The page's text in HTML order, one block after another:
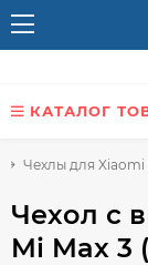
КАТАЛОГ
Чехлы для Xiaomi
Чехол с
Mi Max 3